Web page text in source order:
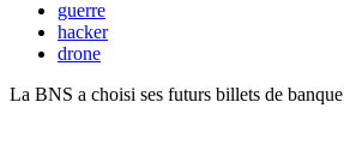
guerre
hacker
drone
La BNS a choisi ses futurs billets de banque